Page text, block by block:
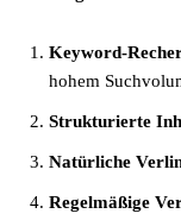
Keyword-
hohem
Strukturierte
Natürliche
Regelmäßige